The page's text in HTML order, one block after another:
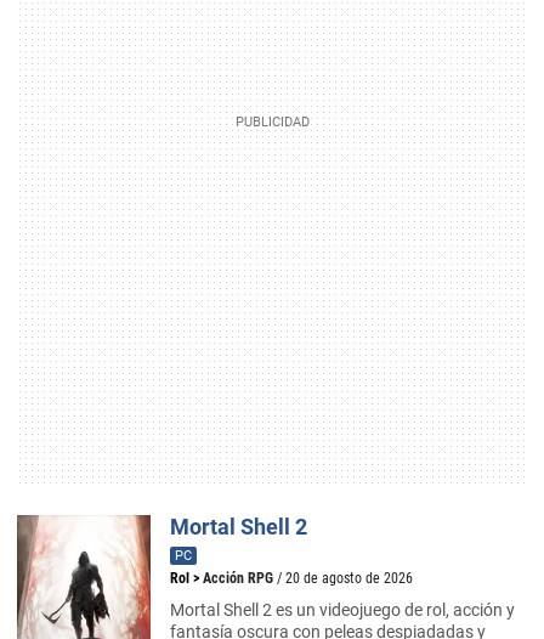
Mortal Shell 2
PC
Rol > Acción RPG / 20 de agosto de 2026
Mortal Shell 2 es un videojuego de rol, acción y
fantasía oscura con peleas despiadadas y